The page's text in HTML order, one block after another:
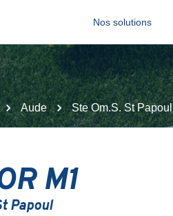
Nos solutions
Aude Ste Om.S. St Papoul
M1
Papoul